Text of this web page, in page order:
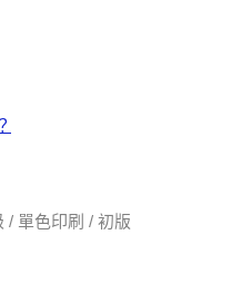
/ 單色印刷 / 初版